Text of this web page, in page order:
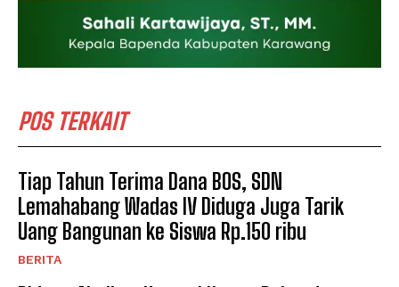
POS TERKAIT
Tiap Tahun Terima Dana BOS, SDN
Lemahabang Wadas IV Diduga Juga Tarik
Uang Bangunan ke Siswa Rp.150 ribu
BERITA